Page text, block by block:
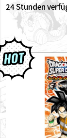
24 Stunden